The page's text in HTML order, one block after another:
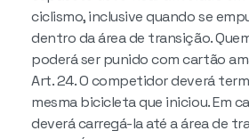
ciclismo, inclusive quando se
dentro da área de transição.
poderá ser punido com cartão
Art. 24. O competidor deverá
mesma bicicleta que iniciou. Em
deverá carregá-la até a área de